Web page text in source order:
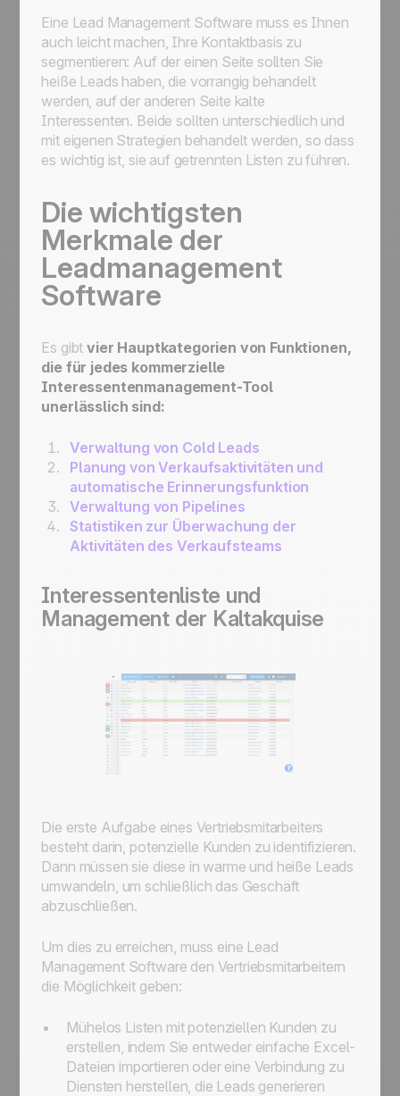
Eine Lead Management Software muss es Ihnen
auch leicht machen, Ihre Kontaktbasis zu
segmentieren: Auf der einen Seite sollten Sie
heiße Leads haben, die vorrangig behandelt
werden, auf der anderen Seite kalte
Interessenten. Beide sollten unterschiedlich und
mit eigenen Strategien behandelt werden, so dass
es wichtig ist, sie auf getrennten Listen zu führen.
Die wichtigsten
Merkmale der
Leadmanagement
Software
Es gibtvier Hauptkategorien von Funktionen,
die für jedes kommerzielle
Interessentenmanagement-Tool
unerlässlich sind:
Verwaltung von Cold Leads
Planung von Verkaufsaktivitäten und
automatische Erinnerungsfunktion
Verwaltung von Pipelines
Statistiken zur Überwachung der
Aktivitäten des Verkaufsteams
Interessentenliste und
Management der Kaltakquise
Die erste Aufgabe eines Vertriebsmitarbeiters
besteht darin, potenzielle Kunden zu identifizieren.
Dann müssen sie diese in warme und heiße Leads
umwandeln, um schließlich das Geschäft
abzuschließen.
Um dies zu erreichen, muss eine Lead
Management Software den Vertriebsmitarbeitern
die Möglichkeit geben:
Mühelos Listen mit potenziellen Kunden zu
erstellen, indem Sie entweder einfache Excel-
Dateien importieren oder eine Verbindung zu
Diensten herstellen, die Leads generieren